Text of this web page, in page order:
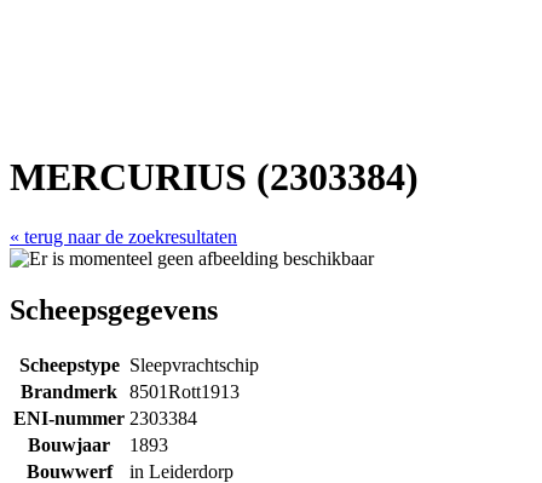
MERCURIUS (2303384)
« terug naar de zoekresultaten
Scheepsgegevens
Scheepstype Sleepvrachtschip
Brandmerk 8501Rott1913
ENI-nummer 2303384
Bouwjaar
1893
Bouwwerf
in Leiderdorp